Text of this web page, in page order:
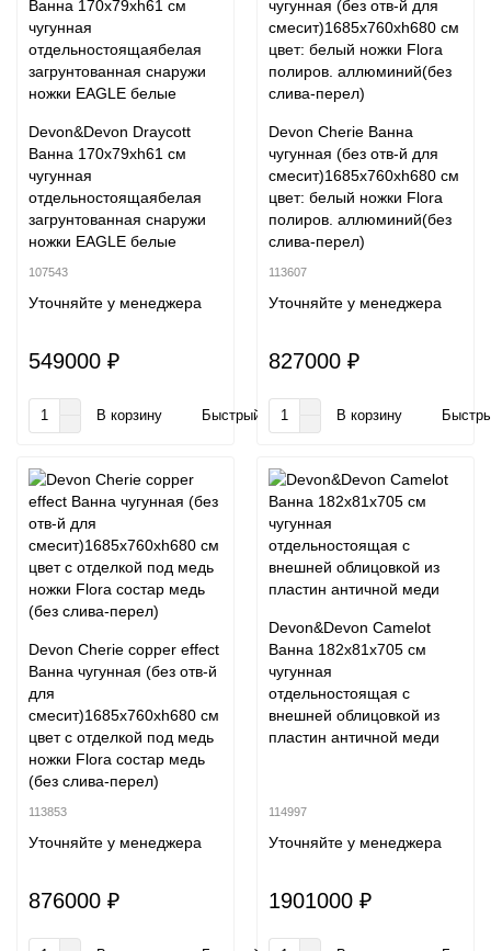
Devon&Devon Draycott
Ванна 170х79хh61 см
чугунная
отдельностоящаябелая
загрунтованная снаружи
ножки EAGLE белые
107543
Уточняйте у менеджера
549000 ₽
В корзину Быстрый заказ
Devon Cherie Ванна
чугунная (без отв-й для
смесит)1685х760хh680 см
цвет: белый ножки Flora
полиров. аллюминий(без
слива-перел)
113607
Уточняйте у менеджера
827000 ₽
В корзину
Devon Cherie copper effect
Ванна чугунная (без отв-й
для
смесит)1685х760хh680 см
цвет с отделкой под медь
ножки Flora состар медь
(без слива-перел)
113853
Уточняйте у менеджера
876000 ₽
Devon&Devon Camelot
Ванна 182х81х705 см
чугунная
отдельностоящая с
внешней облицовкой из
пластин античной меди
114997
Уточняйте у менеджера
1901000 ₽